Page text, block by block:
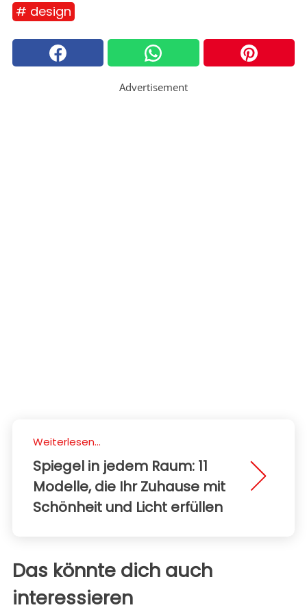
# design
Advertisement
Weiterlesen...
Spiegel in jedem Raum: 11
Modelle, die Ihr Zuhause mit
Schönheit und Licht erfüllen
Das könnte dich auch
interessieren